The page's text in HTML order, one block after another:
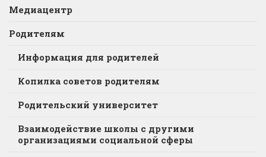
Медиацентр
Родителям
Информация для родителей
Копилка советов родителям
Родительский университет
Взаимодействие школы с другими
организациями социальной сферы